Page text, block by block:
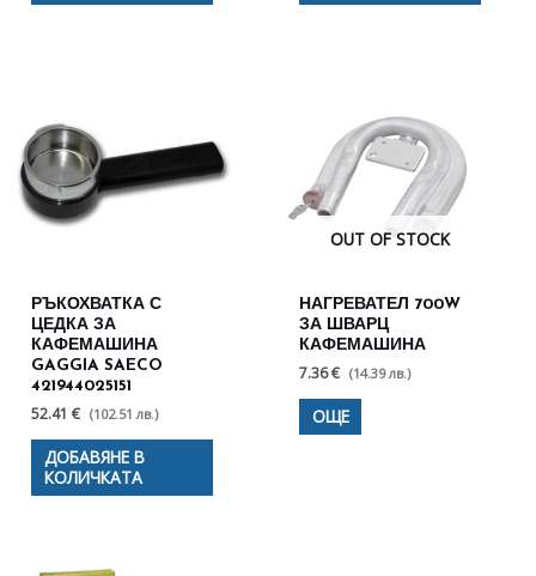
РЪКОХВАТКА С
ЦЕДКА ЗА
КАФЕМАШИНА
GAGGIA SAECO
421944025151
52.41 € (102.51 лв.)
ДОБАВЯНЕ В
КОЛИЧКАТА
OUT OF STOCK
НАГРЕВАТЕЛ 700W
ЗА ШВАРЦ
КАФЕМАШИНА
7.36 € (14.39 лв.)
ОЩЕ